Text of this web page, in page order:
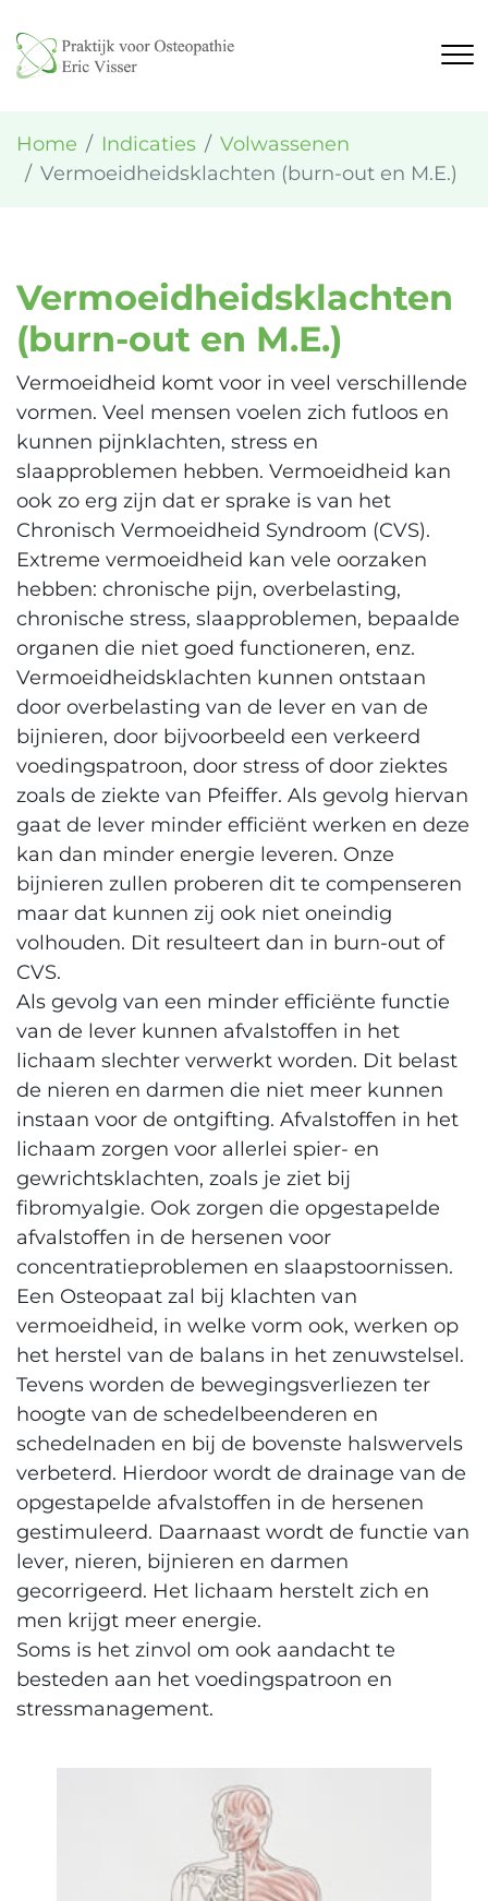
Home Indicaties
Volwassenen
Vermoeidheidsklachten (burn-out en M.E.)
Vermoeidheidsklachten
(burn-out en M.E.)
Vermoeidheid komt voor in veel verschillende
vormen. Veel mensen voelen zich futloos en
kunnen pijnklachten, stress en
slaapproblemen hebben. Vermoeidheid kan
ook zo erg zijn dat er sprake is van het
Chronisch Vermoeidheid Syndroom (CVS).
Extreme vermoeidheid kan vele oorzaken
hebben: chronische pijn, overbelasting,
chronische stress, slaapproblemen, bepaalde
organen die niet goed functioneren, enz.
Vermoeidheidsklachten kunnen ontstaan
door overbelasting van de lever en van de
bijnieren, door bijvoorbeeld een verkeerd
voedingspatroon, door stress of door ziektes
zoals de ziekte van Pfeiffer. Als gevolg hiervan
gaat de lever minder efficiënt werken en deze
kan dan minder energie leveren. Onze
bijnieren zullen proberen dit te compenseren
maar dat kunnen zij ook niet oneindig
volhouden. Dit resulteert dan in burn-out of
CVS.
Als gevolg van een minder efficiënte functie
van de lever kunnen afvalstoffen in het
lichaam slechter verwerkt worden. Dit belast
de nieren en darmen die niet meer kunnen
instaan voor de ontgifting. Afvalstoffen in het
lichaam zorgen voor allerlei spier- en
gewrichtsklachten, zoals je ziet bij
fibromyalgie. Ook zorgen die opgestapelde
afvalstoffen in de hersenen voor
concentratieproblemen en slaapstoornissen.
Een Osteopaat zal bij klachten van
vermoeidheid, in welke vorm ook, werken op
het herstel van de balans in het zenuwstelsel.
Tevens worden de bewegingsverliezen ter
hoogte van de schedelbeenderen en
schedelnaden en bij de bovenste halswervels
verbeterd. Hierdoor wordt de drainage van de
opgestapelde afvalstoffen in de hersenen
gestimuleerd. Daarnaast wordt de functie van
lever, nieren, bijnieren en darmen
gecorrigeerd. Het lichaam herstelt zich en
men krijgt meer energie.
Soms is het zinvol om ook aandacht te
besteden aan het voedingspatroon en
stressmanagement.